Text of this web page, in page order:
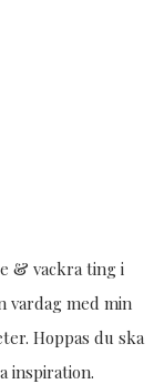
& vackra ting i
vardag med min
Hoppas du ska
inspiration.